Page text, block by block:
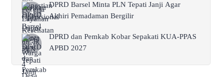
DPRD Barsel Minta PLN Tepati Janji Agar
Akhiri Pemadaman Bergilir
DPRD dan Pemkab Kobar Sepakati KUA-PPAS
APBD 2027